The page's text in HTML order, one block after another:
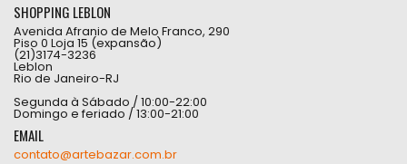
SHOPPING LEBLON
Avenida Afranio de Melo Franco, 290
Piso 0 Loja 15 (expansão)
(21)3174-3236
Leblon
Rio de Janeiro-RJ
Segunda à Sábado / 10:00-22:00
Domingo e feriado / 13:00-21:00
EMAIL
contato@artebazar.com.br